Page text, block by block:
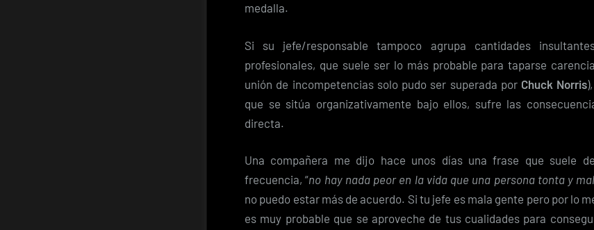
medalla.
Si su jefe/responsable tampoco agrupa cantidades
profesionales, que suele ser lo más probable para taparse
unión de incompetencias solo pudo ser superada por Chuck Norris
que se sitúa organizativamente bajo ellos, sufre las
directa.
Una compañera me dijo hace unos días una frase que suele
frecuencia, “no hay nada peor en la vida que una persona tonta y
no puedo estar más de acuerdo. Si tu jefe es mala gente pero por lo
es muy probable que se aproveche de tus cualidades para